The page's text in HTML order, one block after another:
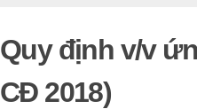
Quy định v/v
CĐ 2018)